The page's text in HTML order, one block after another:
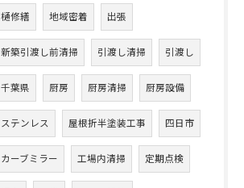
樋修繕 地域密着 出張
新築引渡し前清掃 引渡し清掃 引渡し
千葉県 厨房 厨房清掃 厨房設備
ステンレス 屋根折半塗装工事 四日市
カーブミラー 工場内清掃 定期点検